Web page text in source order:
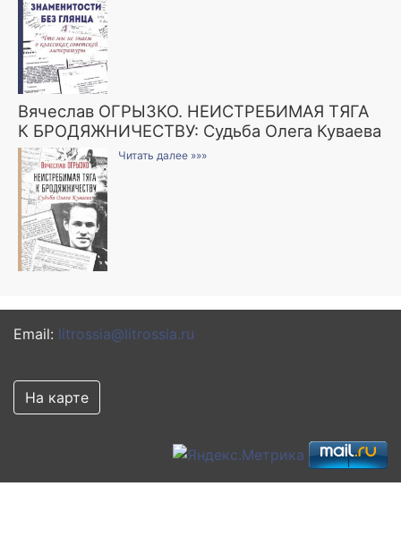
Вячеслав ОГРЫЗКО. НЕИСТРЕБИМАЯ ТЯГА
К БРОДЯЖНИЧЕСТВУ: Судьба Олега Куваева
Читать далее »»»
Email: litrossia@litrossia.ru
На карте